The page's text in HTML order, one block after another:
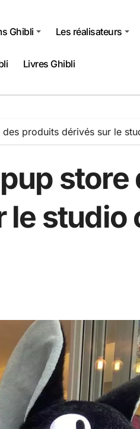
Ghibli Les réalisateurs
Livres Ghibli
produits dérivés sur le
store
le studio